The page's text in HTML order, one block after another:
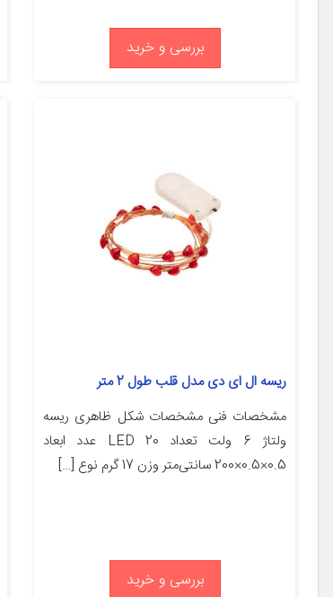
بررسی و خرید
ریسه ال ای دی مدل قلب طول 2 متر
مشخصات فنی مشخصات شکل ظاهری ریسه
ولتاژ 6 ولت تعداد LED 20 عدد ابعاد
0.5×0.5×200 سانتی‌متر وزن 17 گرم نوع […]
بررسی و خرید